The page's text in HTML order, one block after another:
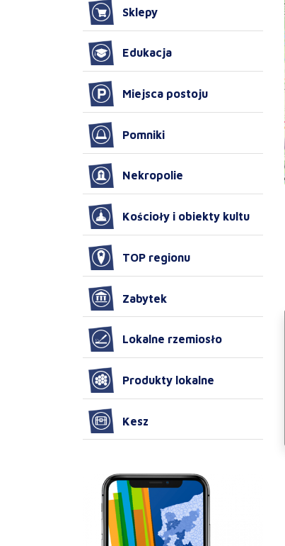
Sklepy
Edukacja
Miejsca postoju
Pomniki
Nekropolie
Kościoły i obiekty kultu
TOP regionu
Zabytek
Lokalne rzemiosło
Produkty lokalne
Kesz